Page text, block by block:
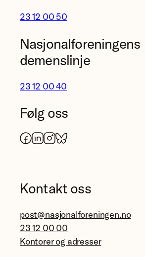
23 12 00 50
Nasjonalforeningens
demenslinje
23 12 00 40
Følg oss
Facebook
LinkedIn
Instagram
Bluesky
Kontakt oss
post@nasjonalforeningen.no
23 12 00 00
Kontorer og adresser